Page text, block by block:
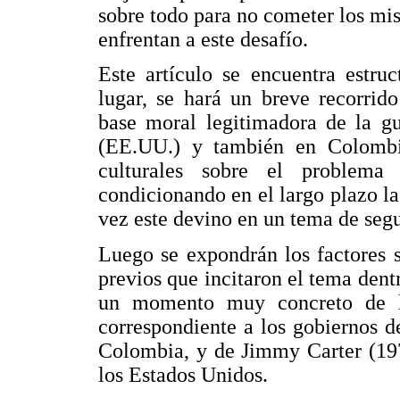
sobre todo para no cometer los
enfrentan a este desafío.
Este artículo se encuentra
lugar, se hará un breve
base moral legitimadora de la
(EE.UU.) y también en
culturales sobre el problema
condicionando en el largo plazo
vez este devino en un tema de
Luego se expondrán los
previos que incitaron el tema
un momento muy concreto
correspondiente a los gobiernos
Colombia, y de Jimmy Carter
los Estados Unidos.